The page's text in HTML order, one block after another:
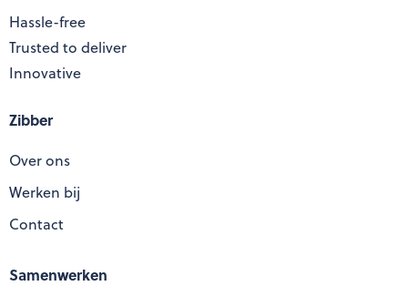
Hassle-free
Trusted to deliver
Innovative
Zibber
Over ons
Werken bij
Contact
Samenwerken